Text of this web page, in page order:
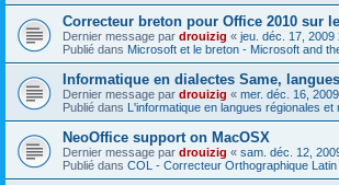
Correcteur breton pour Office 2010 sur
Dernier message par drouizig « jeu. déc. 17, 2009
Publié dans Microsoft et le breton - Microsoft and
Informatique en dialectes Same,
Dernier message par drouizig « mer. déc. 16,
Publié dans L'informatique en langues régionales et
NeoOffice support on MacOSX
Dernier message par drouizig « sam. déc. 12,
Publié dans COL - Correcteur Orthographique